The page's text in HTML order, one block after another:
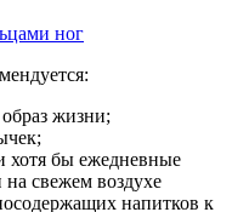
ног
жизни;
хотя бы ежедневные
свежем воздухе
напитков к